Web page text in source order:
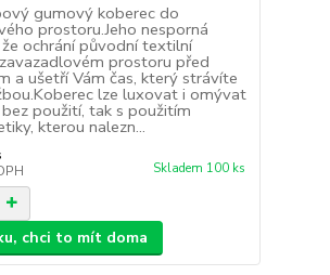
gumový koberec do
prostoru.Jeho nesporná
ochrání původní textilní
prostoru před
a ušetří Vám čas, který strávíte
lze luxovat i omývat
použití, tak s použitím
kterou nalezn...
Skladem 100 ks
chci to mít doma